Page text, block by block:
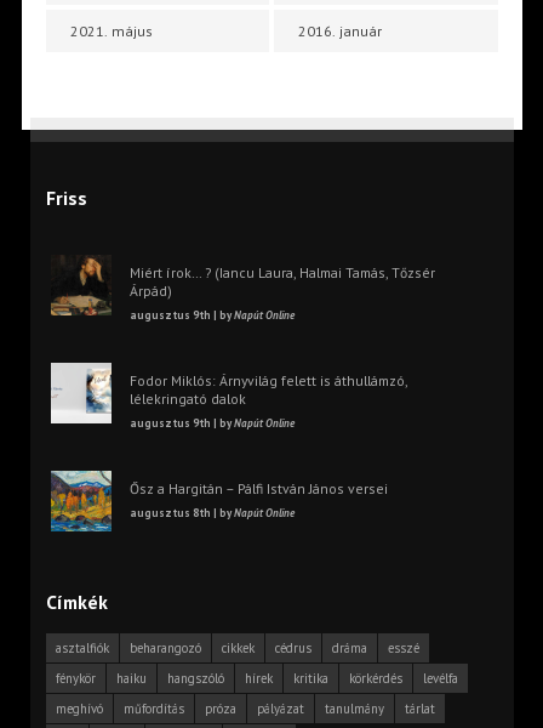
2021. május 2016. január
Friss
Miért írok… ? (Iancu Laura, Halmai Tamás, Tőzsér
Árpád)
augusztus 9th | byNapút Online
Fodor Miklós: Árnyvilág felett is áthullámzó,
lélekringató dalok
augusztus 9th | byNapút Online
Ősz a Hargitán – Pálfi István János versei
augusztus 8th | byNapút Online
Címkék
asztalfiók beharangozó cikkek cédrus dráma
esszé
fénykör
haiku hangszóló hírek kritika körkérdés
levélfa
meghívó
műfordítás próza pályázat tanulmány
tárlat